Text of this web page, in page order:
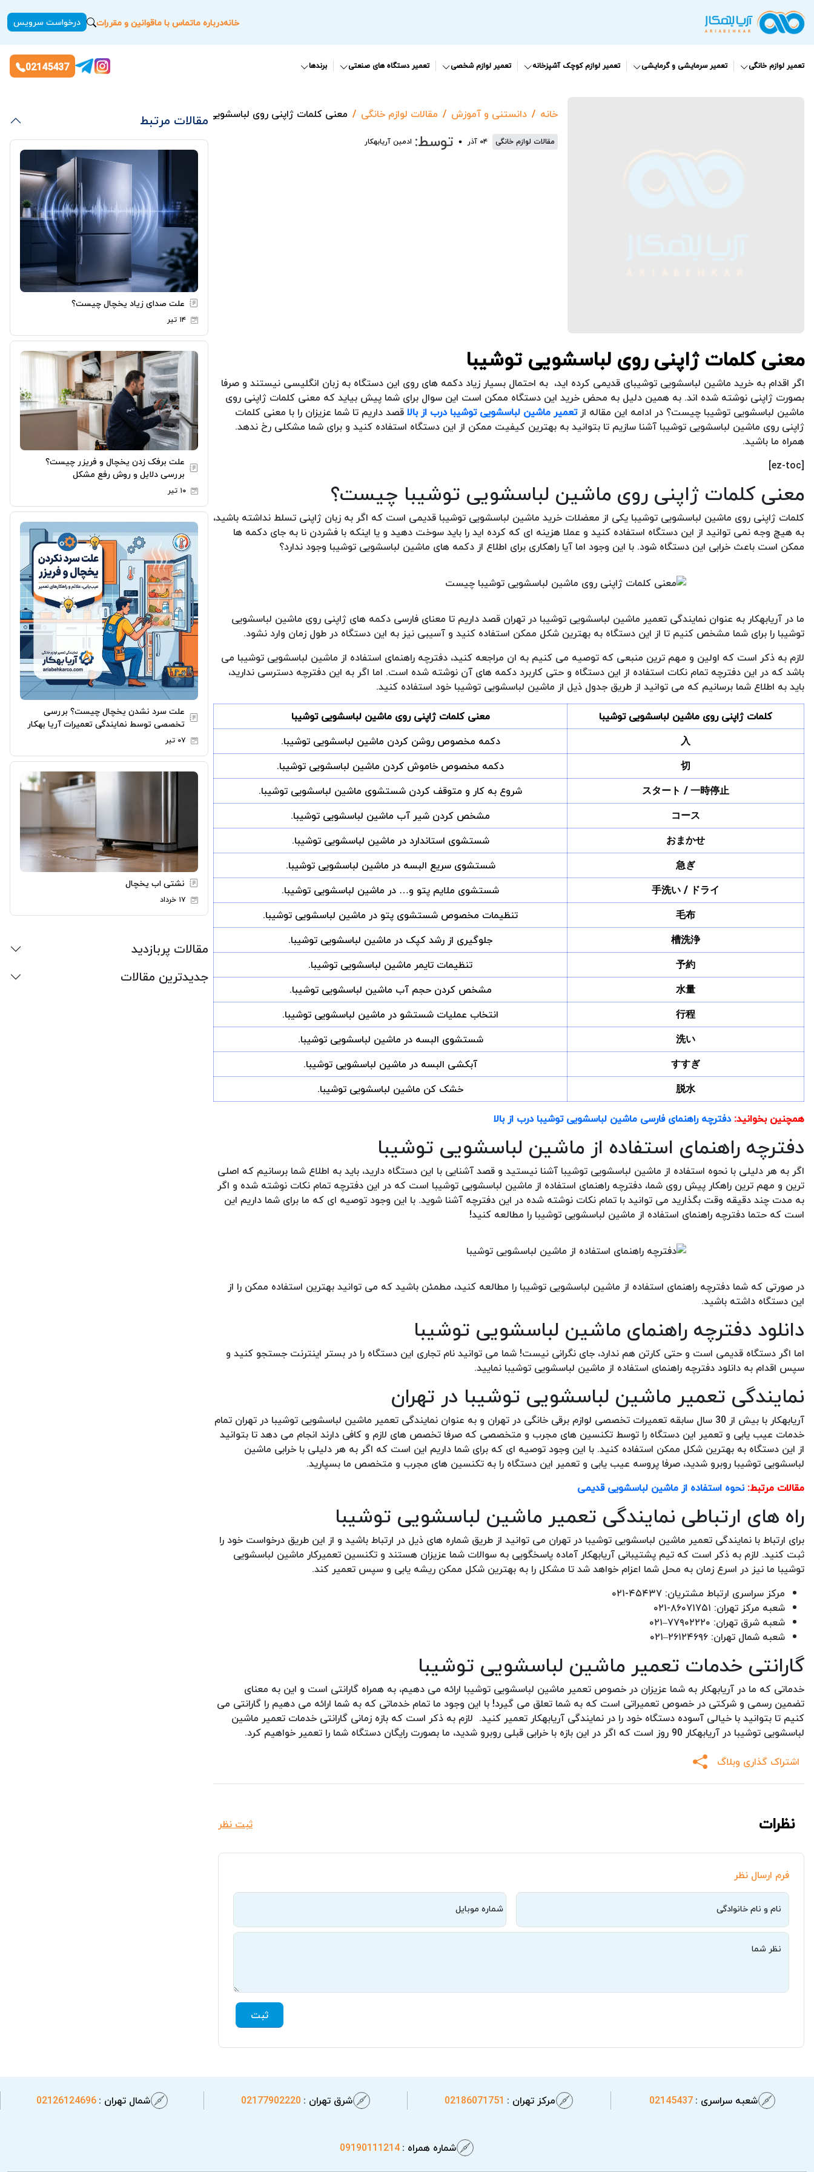
خانهدرباره ماتماس با ماقوانین و مقررات درخواست سرویس
تعمیر لوازم خانگی تعمیر سرمایشی و گرمایشی تعمیر لوازم کوچک آشپزخانه تعمیر لوازم شخصی تعمیر دستگاه های صنعتی برندها 02145437
خانه دانستنی و آموزش مقالات لوازم خانگی معنی کلمات ژاپنی روی لباسشویی توشیبا
مقالات لوازم خانگی ۰۴ آذر توسط: ادمین آریابهکار
معنی کلمات ژاپنی روی لباسشویی توشیبا
اگر اقدام به خرید ماشین لباسشویی توشیبای قدیمی کرده اید، به احتمال بسیار زیاد دکمه های روی این دستگاه به زبان انگلیسی نیستند و صرفا
بصورت ژاپنی نوشته شده اند. به همین دلیل به محض خرید این دستگاه ممکن است این سوال برای شما پیش بیاید که معنی کلمات ژاپنی روی
ماشین لباسشویی توشیبا چیست؟ در ادامه این مقاله ازتعمیر ماشین لباسشویی توشیبا درب از بالاقصد داریم تا شما عزیزان را با معنی کلمات
ژاپنی روی ماشین لباسشویی توشیبا آشنا سازیم تا بتوانید به بهترین کیفیت ممکن از این دستگاه استفاده کنید و برای شما مشکلی رخ ندهد.
همراه ما باشید.
[ez-toc]
معنی کلمات ژاپنی روی ماشین لباسشویی توشیبا چیست؟
کلمات ژاپنی روی ماشین لباسشویی توشیبا یکی از معضلات خرید ماشین لباسشویی توشیبا قدیمی است که اگر به زبان ژاپنی تسلط نداشته باشید،
به هیچ وجه نمی توانید از این دستگاه استفاده کنید و عملا هزینه ای که کرده اید را باید سوخت دهید و یا اینکه با فشردن نا به جای دکمه ها
ممکن است باعث خرابی این دستگاه شود. با این وجود اما آیا راهکاری برای اطلاع از دکمه های ماشین لباسشویی توشیبا وجود ندارد؟
ما در آریابهکار به عنوان نمایندگی تعمیر ماشین لباسشویی توشیبا در تهران قصد داریم تا معنای فارسی دکمه های ژاپنی روی ماشین لباسشویی
توشیبا را برای شما مشخص کنیم تا از این دستگاه به بهترین شکل ممکن استفاده کنید و آسیبی نیز به این دستگاه در طول زمان وارد نشود.
لازم به ذکر است که اولین و مهم ترین منبعی که توصیه می کنیم به ان مراجعه کنید، دفترچه راهنمای استفاده از ماشین لباسشویی توشیبا می
باشد که در این دفترچه تمام نکات استفاده از این دستگاه و حتی کاربرد دکمه های آن نوشته شده است. اما اگر به این دفترچه دسترسی ندارید،
باید به اطلاع شما برسانیم که می توانید از طریق جدول ذیل از ماشین لباسشویی توشیبا خود استفاده کنید.
کلمات ژاپنی روی ماشین لباسشویی توشیبا
معنی کلمات ژاپنی روی ماشین لباسشویی توشیبا
入
دکمه مخصوص روشن کردن ماشین لباسشویی توشیبا.
切
دکمه مخصوص خاموش کردن ماشین لباسشویی توشیبا.
スタート / 一時停止
شروع به کار و متوقف کردن شستشوی ماشین لباسشویی توشیبا.
コース
مشخص کردن شیر آب ماشین لباسشویی توشیبا.
おまかせ
شستشوی استاندارد در ماشین لباسشویی توشیبا.
急ぎ
شستشوی سریع البسه در ماشین لباسشویی توشیبا.
手洗い / ドライ
شستشوی ملایم پتو و… در ماشین لباسشویی توشیبا.
毛布
تنظیمات مخصوص شستشوی پتو در ماشین لباسشویی توشیبا.
槽洗浄
جلوگیری از رشد کپک در ماشین لباسشویی توشیبا.
予約
تنظیمات تایمر ماشین لباسشویی توشیبا.
水量
مشخص کردن حجم آب ماشین لباسشویی توشیبا.
行程
انتخاب عملیات شستشو در ماشین لباسشویی توشیبا.
洗い
شستشوی البسه در ماشین لباسشویی توشیبا.
すすぎ
آبکشی البسه در ماشین لباسشویی توشیبا.
脱水
خشک کن ماشین لباسشویی توشیبا.
همچنین بخوانید:دفترچه راهنمای فارسی ماشین لباسشویی توشیبا درب از بالا
دفترچه راهنمای استفاده از ماشین لباسشویی توشیبا
اگر به هر دلیلی با نحوه استفاده از ماشین لباسشویی توشیبا آشنا نیستید و قصد آشنایی با این دستگاه دارید، باید به اطلاع شما برسانیم که اصلی
ترین و مهم ترین راهکار پیش روی شما، دفترچه راهنمای استفاده از ماشین لباسشویی توشیبا است که در این دفترچه تمام نکات نوشته شده و اگر
به مدت چند دقیقه وقت بگذارید می توانید با تمام نکات نوشته شده در این دفترچه آشنا شوید. با این وجود توصیه ای که ما برای شما داریم این
است که حتما دفترچه راهنمای استفاده از ماشین لباسشویی توشیبا را مطالعه کنید!
در صورتی که شما دفترچه راهنمای استفاده از ماشین لباسشویی توشیبا را مطالعه کنید، مطمئن باشید که می توانید بهترین استفاده ممکن را از
این دستگاه داشته باشید.
دانلود دفترچه راهنمای ماشین لباسشویی توشیبا
اما اگر دستگاه قدیمی است و حتی کارتن هم ندارد، جای نگرانی نیست! شما می توانید نام تجاری این دستگاه را در بستر اینترنت جستجو کنید و
سپس اقدام به دانلود دفترچه راهنمای استفاده از ماشین لباسشویی توشیبا نمایید.
نمایندگی تعمیر ماشین لباسشویی توشیبا در تهران
آریابهکار با بیش از 30 سال سابقه تعمیرات تخصصی لوازم برقی خانگی در تهران و به عنوان نمایندگی تعمیر ماشین لباسشویی توشیبا در تهران تمام
خدمات عیب یابی و تعمیر این دستگاه را توسط تکنسین های مجرب و متخصصی که صرفا تخصص های لازم و کافی دارند انجام می دهد تا بتوانید
از این دستگاه به بهترین شکل ممکن استفاده کنید. با این وجود توصیه ای که برای شما داریم این است که اگر به هر دلیلی با خرابی ماشین
لباسشویی توشیبا روبرو شدید، صرفا پروسه عیب یابی و تعمیر این دستگاه را به تکنسین های مجرب و متخصص ما بسپارید.
مقالات مرتبط: نحوه استفاده از ماشین لباسشویی قدیمی
راه های ارتباطی نمایندگی تعمیر ماشین لباسشویی توشیبا
برای ارتباط با نمایندگی تعمیر ماشین لباسشویی توشیبا در تهران می توانید از طریق شماره های ذیل در ارتباط باشید و از این طریق درخواست خود را
ثبت کنید. لازم به ذکر است که تیم پشتیبانی آریابهکار آماده پاسخگویی به سوالات شما عزیزان هستند و تکنسین تعمیرکار ماشین لباسشویی
توشیبا ما نیز در اسرع زمان به محل شما اعزام خواهد شد تا مشکل را به بهترین شکل ممکن ریشه یابی و سپس تعمیر کند.
مرکز سراسری ارتباط مشتریان: ۴۵۴۳۷-۰۲۱
شعبه مرکز تهران: ۸۶۰۷۱۷۵۱-۰۲۱
شعبه شرق تهران: ۷۷۹۰۲۲۲۰–۰۲۱
شعبه شمال تهران: ۲۶۱۲۴۶۹۶–۰۲۱
گارانتی خدمات تعمیر ماشین لباسشویی توشیبا
خدماتی که ما در آریابهکار به شما عزیزان در خصوص تعمیر ماشین لباسشویی توشیبا ارائه می دهیم، به همراه گارانتی است و این به معنای
تضمین رسمی و شرکتی در خصوص تعمیراتی است که به شما تعلق می گیرد! با این وجود ما تمام خدماتی که به شما ارائه می دهیم را گارانتی می
کنیم تا بتوانید با خیالی آسوده دستگاه خود را در نمایندگی آریابهکار تعمیر کنید. لازم به ذکر است که بازه زمانی گارانتی خدمات تعمیر ماشین
لباسشویی توشیبا در آریابهکار 90 روز است که اگر در این بازه با خرابی قبلی روبرو شدید، ما بصورت رایگان دستگاه شما را تعمیر خواهیم کرد.
اشتراک گذاری وبلاگ
نظرات ثبت نظر
فرم ارسال نظر
نام و نام خانوادگی شماره موبایل
نظر شما
ثبت
مقالات مرتبط
علت صدای زیاد یخچال چیست؟
۱۴ تیر
علت برفک زدن یخچال و فریزر چیست؟
بررسی دلایل و روش رفع مشکل
۱۰ تیر
علت سرد نشدن یخچال چیست؟ بررسی
تخصصی توسط نمایندگی تعمیرات آریا بهکار
۰۷ تیر
نشتی اب یخچال
۱۷ خرداد
مقالات پربازدید
جدیدترین مقالات
شعبه سراسری :02145437 مرکز تهران : 02186071751 شرق تهران : 02177902220 شمال تهران :02126124696
شماره همراه :09190111214